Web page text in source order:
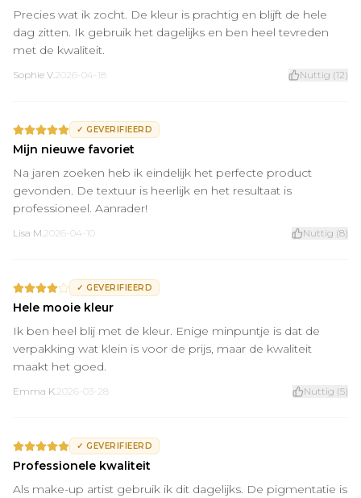
Precies wat ik zocht. De kleur is prachtig en blijft de hele
dag zitten. Ik gebruik het dagelijks en ben heel tevreden
met de kwaliteit.
Sophie V.2026-04-18 Nuttig (12)
✓ GEVERIFIEERD
Mijn nieuwe favoriet
Na jaren zoeken heb ik eindelijk het perfecte product
gevonden. De textuur is heerlijk en het resultaat is
professioneel. Aanrader!
Lisa M.2026-04-10 Nuttig (8)
✓ GEVERIFIEERD
Hele mooie kleur
Ik ben heel blij met de kleur. Enige minpuntje is dat de
verpakking wat klein is voor de prijs, maar de kwaliteit
maakt het goed.
Emma K.2026-03-28 Nuttig (5)
✓ GEVERIFIEERD
Professionele kwaliteit
Als make-up artist gebruik ik dit dagelijks. De pigmentatie is